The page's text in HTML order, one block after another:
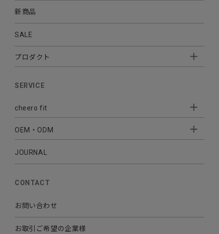
新商品
SALE
プロダクト
AUDIO
CABLE CHARGER
Sleepion
MOBILE
SERVICE
cheero fit
- Sleepion3
- 軟骨伝導式集音器
OEM・ODM
- OEM・ODM 開発
JOURNAL
CONTACT
お問い合わせ
お取引ご希望の企業様